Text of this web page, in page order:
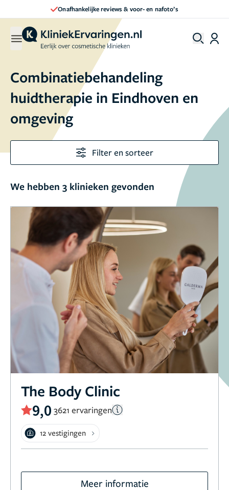
Onafhankelijke reviews & voor- en nafoto’s
Combinatiebehandeling
huidtherapie in Eindhoven en
omgeving
Filter en sorteer
We hebben 3 klinieken gevonden
The Body Clinic
9,0 3621 ervaringen
12 vestigingen
Meer informatie